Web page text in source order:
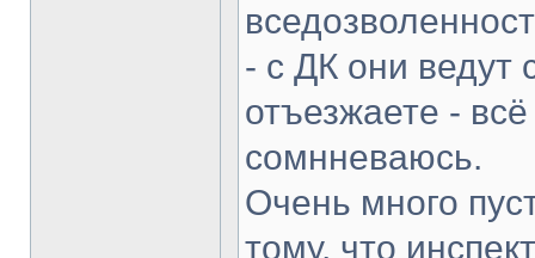
- с ДК они ведут
отъезжаете -
сомнневаюсь.
Очень много
тому, что